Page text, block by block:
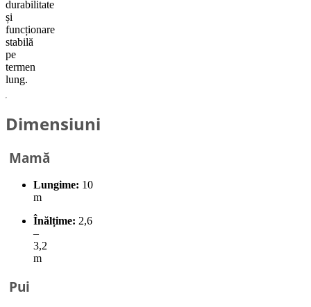
durabilitate
și
funcționare
stabilă
pe
termen
lung.
Dimensiuni
Mamă
Lungime: 10
m
Înălțime: 2,6
–
3,2
m
Pui